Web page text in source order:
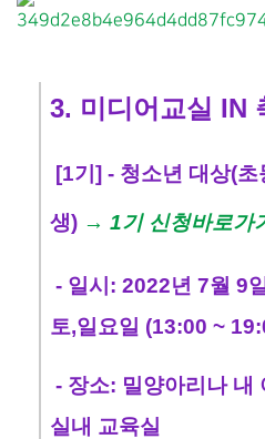
3. 미디어교실 IN
[1기] - 청소년 대상(
생) → 1기 신청바로가
- 일시: 2022년 7월 9
토,일요일 (13:00 ~
- 장소: 밀양아리나 내
실내 교육실